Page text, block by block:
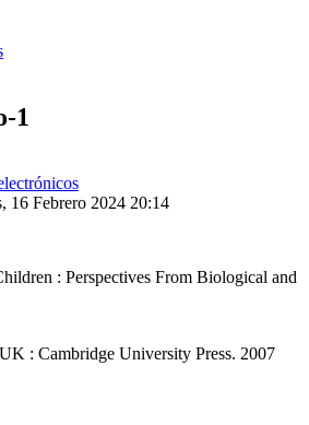
1
16 Febrero 2024 20:14
: Perspectives From Biological and
: Cambridge University Press. 2007